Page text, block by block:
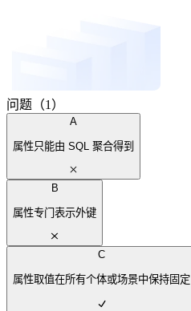
问题（1）
A
属性只能由 SQL 聚合得到
B
属性专门表示外键
C
属性取值在所有个体或场景中保持固定